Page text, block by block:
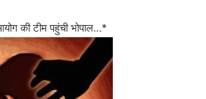
की टीम पहुंची भोपाल…*